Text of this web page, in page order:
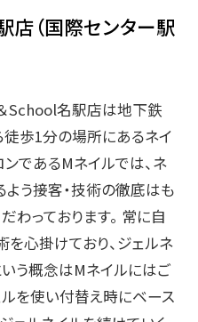
店（国際センター駅
School名駅店は地下鉄
歩1分の場所にあるネイ
であるMネイルでは、ネ
う接客・技術の徹底はも
わっております。 常に自
心掛けており、ジェルネ
う概念はMネイルにはご
を使い付替え時にベース